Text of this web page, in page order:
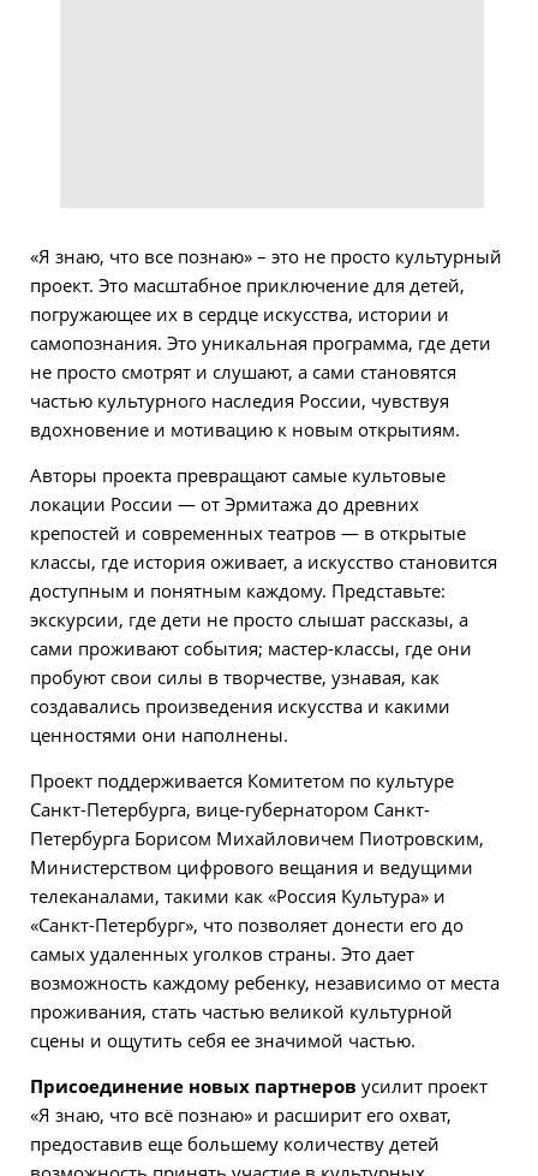
«Я знаю, что все познаю» – это не просто культурный
проект. Это масштабное приключение для детей,
погружающее их в сердце искусства, истории и
самопознания. Это уникальная программа, где дети
не просто смотрят и слушают, а сами становятся
частью культурного наследия России, чувствуя
вдохновение и мотивацию к новым открытиям.
Авторы проекта превращают самые культовые
локации России — от Эрмитажа до древних
крепостей и современных театров — в открытые
классы, где история оживает, а искусство становится
доступным и понятным каждому. Представьте:
экскурсии, где дети не просто слышат рассказы, а
сами проживают события; мастер-классы, где они
пробуют свои силы в творчестве, узнавая, как
создавались произведения искусства и какими
ценностями они наполнены.
Проект поддерживается Комитетом по культуре
Санкт-Петербурга, вице-губернатором Санкт-
Петербурга Борисом Михайловичем Пиотровским,
Министерством цифрового вещания и ведущими
телеканалами, такими как «Россия Культура» и
«Санкт-Петербург», что позволяет донести его до
самых удаленных уголков страны. Это дает
возможность каждому ребенку, независимо от места
проживания, стать частью великой культурной
сцены и ощутить себя ее значимой частью.
Присоединение новых партнеров усилит проект
«Я знаю, что всё познаю» и расширит его охват,
предоставив еще большему количеству детей